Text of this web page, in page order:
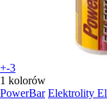
+-3
1 kolorów
PowerBar Elektrolity